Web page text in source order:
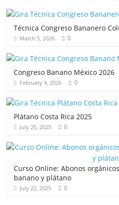
Técnica Congreso Bananero
March 5, 2026 0
Congreso Banano México 2026
February 4, 2026 0
Plátano Costa Rica 2025
July 25, 2025 0
Curso Online: Abonos
banano y plátano
July 22, 2025 0